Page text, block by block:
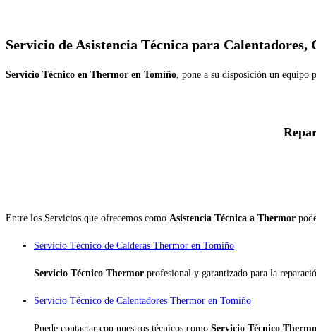
Servicio de Asistencia Técnica para
Servicio Técnico en Thermor en Tomiño, pone a su disposición un equipo
Entre los Servicios que ofrecemos como Asistencia Técnica a Thermor
Servicio Técnico de Calderas Thermor en Tomiño
Servicio Técnico Thermor profesional y garantizado para la
Servicio Técnico de Calentadores Thermor en Tomiño
Puede contactar con nuestros técnicos como Servicio Técnico